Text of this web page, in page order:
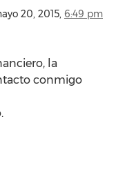
20, 2015, 6:49 pm
la
conmigo